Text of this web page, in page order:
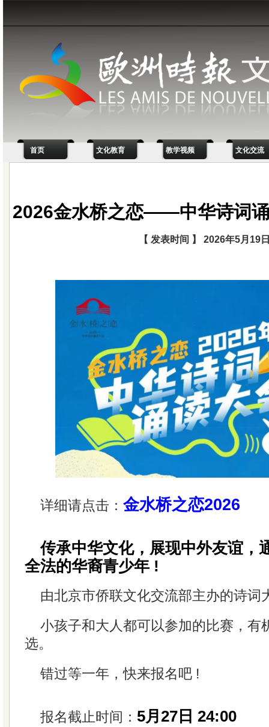
首页 文化教育 教学视频 文化交流
2026金水桥之恋——中华诗词
【 发表时间 】 2026年5月19
详细请点击： 金水桥之恋2026
传承中华文化，展现中外友谊，
全法的华裔青少年 !
由北京市侨联文化交流部主办的诗词
小孩子和大人都可以参加的比赛，有
选。
错过等一年，快来报名吧 !
报名截止时间： 5月27日 24:00